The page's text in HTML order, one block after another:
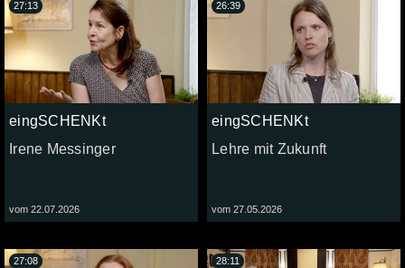
eingSCHENKt
Irene Messinger
vom 22.07.2026
27:13
eingSCHENKt
Lehre mit Zukunft
vom 27.05.2026
26:39
27:08 28:11